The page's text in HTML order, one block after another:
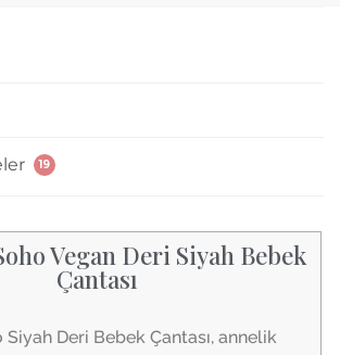
19
Vegan Deri Siyah Bebek
Çantası
Deri Bebek Çantası, annelik